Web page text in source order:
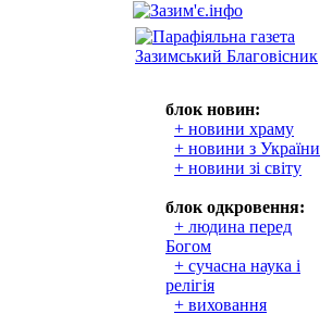
блок новин:
+ новини храму
+ новини з України
+ новини зі світу
блок одкровення:
+ людина перед
Богом
+ сучасна наука і
релігія
+ виховання